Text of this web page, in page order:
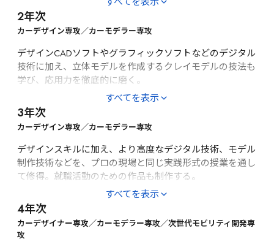
カーデザイン基礎（平面図、展開図、3次元表現）、
Illustrator・Photoshop基礎、デザインスケッチ技法、デッ
作展）
［基礎・応用]
自動車概論、Alias Auto Studio（3DCAD）基礎、ポリゴン
モデル制作（Blender）基礎、モビリティ先進技術基礎、レ
イアウト・視覚法則、色彩・配色、プロダクトデザイン
［総合教育]
創造性開発、問題解決技法、日常英会話
2年次
カーデザイン専攻／カーモデラー専攻
デザインCADソフトやグラフィックソフトなどのデジタル
技術に加え、立体モデルを作成するクレイモデルの技法も
学び、応用力を徹底的に磨く。
コンセプト立案～スケッチ表現、プロダクトデザイン技
法、3DCADモデリング技法、デジタルスケッチ技法、ク
［基礎・応用]
Alias Auto Studio（3DCAD）応用、ポリゴンモデル制作
（Blender）応用、デザイン問題解決法、デザイン造形・
構成理論、デッサン応用、UI/UX概論、モビリティ先進技
術応用
すべてを表示
3年次
カーデザイン専攻／カーモデラー専攻
デザインスキルに加え、より高度なデジタル技術、モデル
制作技術などを、プロの現場と同じ実践形式の授業を通し
て修得。就職活動のための作品も制作する。
自動車内装、Alias AutoStudio（3DCAD）実習、機能的・
経済的デザイン、プロジェクトマネジメント、就職作品制
作（カーデザイン・クレイモデル）、就職作品プレゼンテ
すべてを表示
4年次
カーデザイナー専攻／カーモデラー専攻／次世代モビリティ開発専
攻